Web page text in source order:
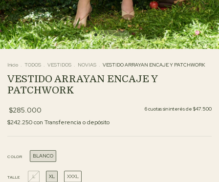
Inicio . TODOS . VESTIDOS . NOVIAS . VESTIDO ARRAYAN ENCAJE Y PATCHWORK
VESTIDO ARRAYAN ENCAJE Y
PATCHWORK
$285.000 6cuotas sin interés de $47.500
$242.250con Transferencia o depósito
COLOR BLANCO
TALLE L XL XXXL